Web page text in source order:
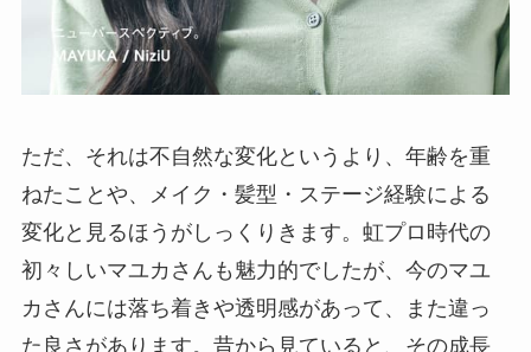
ただ、それは不自然な変化というより、年齢を重
ねたことや、メイク・髪型・ステージ経験による
変化と見るほうがしっくりきます。虹プロ時代の
初々しいマユカさんも魅力的でしたが、今のマユ
カさんには落ち着きや透明感があって、また違っ
た良さがあります。昔から見ていると、その成長